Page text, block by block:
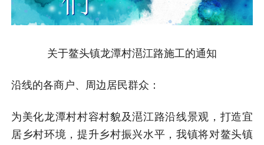
关于鳌头镇龙潭村潖江路施工的通知
沿线的各商户、周边居民群众：
为美化龙潭村村容村貌及潖江路沿线景观，打造宜
居乡村环境，提升乡村振兴水平，我镇将对鳌头镇